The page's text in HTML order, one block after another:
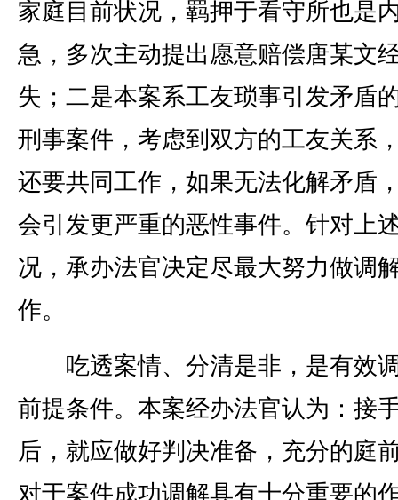
家庭目前状况，羁押于看守所也是
急，多次主动提出愿意赔偿唐某文
失；二是本案系工友琐事引发矛盾
刑事案件，考虑到双方的工友关系
还要共同工作，如果无法化解矛盾
会引发更严重的恶性事件。针对上
况，承办法官决定尽最大努力做调
作。
吃透案情、分清是非，是有效
前提条件。本案经办法官认为：接
后，就应做好判决准备，充分的庭
对于案件成功调解具有十分重要的